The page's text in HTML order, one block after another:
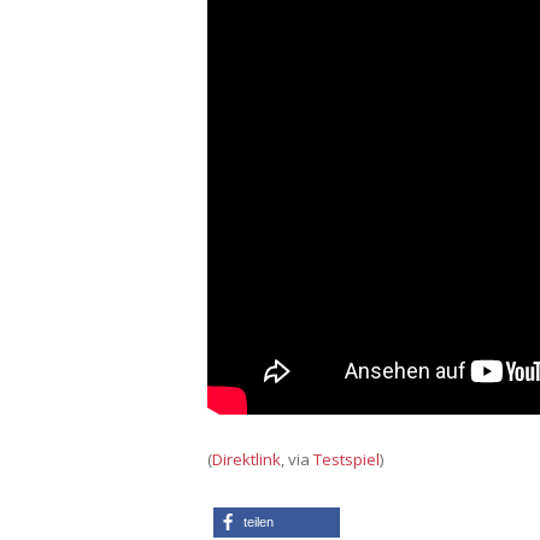
(Direktlink , viaTestspiel)
teilen